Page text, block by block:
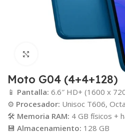
Moto G04 (4+4+128)
📱 Pantalla: 6.6″ HD+ (1600 x
⚙️ Procesador: Unisoc T606,
🛠️ Memoria RAM: 4 GB físicos +
💾 Almacenamiento: 128 GB